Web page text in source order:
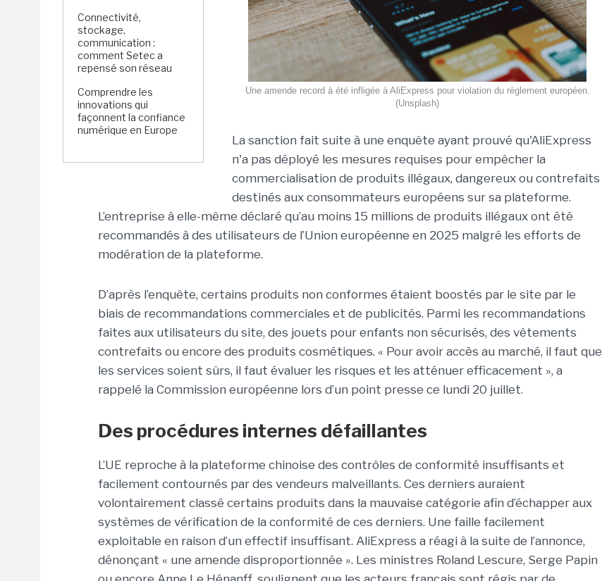
Connectivité,
stockage,
communication :
comment Setec a
repensé son réseau
Comprendre les
innovations qui
façonnent la confiance
numérique en Europe
Une amende record à été infligée à AliExpress pour violation du règlement européen.
(Unsplash)
La sanction fait suite à une enquête ayant prouvé qu'AliExpress
n'a pas déployé les mesures requises pour empêcher la
commercialisation de produits illégaux, dangereux ou contrefaits
destinés aux consommateurs européens sur sa plateforme.
L’entreprise à elle-même déclaré qu’au moins 15 millions de produits illégaux ont été
recommandés à des utilisateurs de l’Union européenne en 2025 malgré les efforts de
modération de la plateforme.
D’après l’enquête, certains produits non conformes étaient boostés par le site par le
biais de recommandations commerciales et de publicités. Parmi les recommandations
faites aux utilisateurs du site, des jouets pour enfants non sécurisés, des vêtements
contrefaits ou encore des produits cosmétiques. « Pour avoir accès au marché, il faut que
les services soient sûrs, il faut évaluer les risques et les atténuer efficacement », a
rappelé la Commission européenne lors d’un point presse ce lundi 20 juillet.
Des procédures internes défaillantes
L’UE reproche à la plateforme chinoise des contrôles de conformité insuffisants et
facilement contournés par des vendeurs malveillants. Ces derniers auraient
volontairement classé certains produits dans la mauvaise catégorie afin d’échapper aux
systèmes de vérification de la conformité de ces derniers. Une faille facilement
exploitable en raison d’un effectif insuffisant. AliExpress a réagi à la suite de l’annonce,
dénonçant « une amende disproportionnée ». Les ministres Roland Lescure, Serge Papin